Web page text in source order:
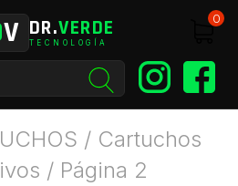
V DR.VERDE
TECNOLOGÍA
0
/ Cartuchos
/ Página 2